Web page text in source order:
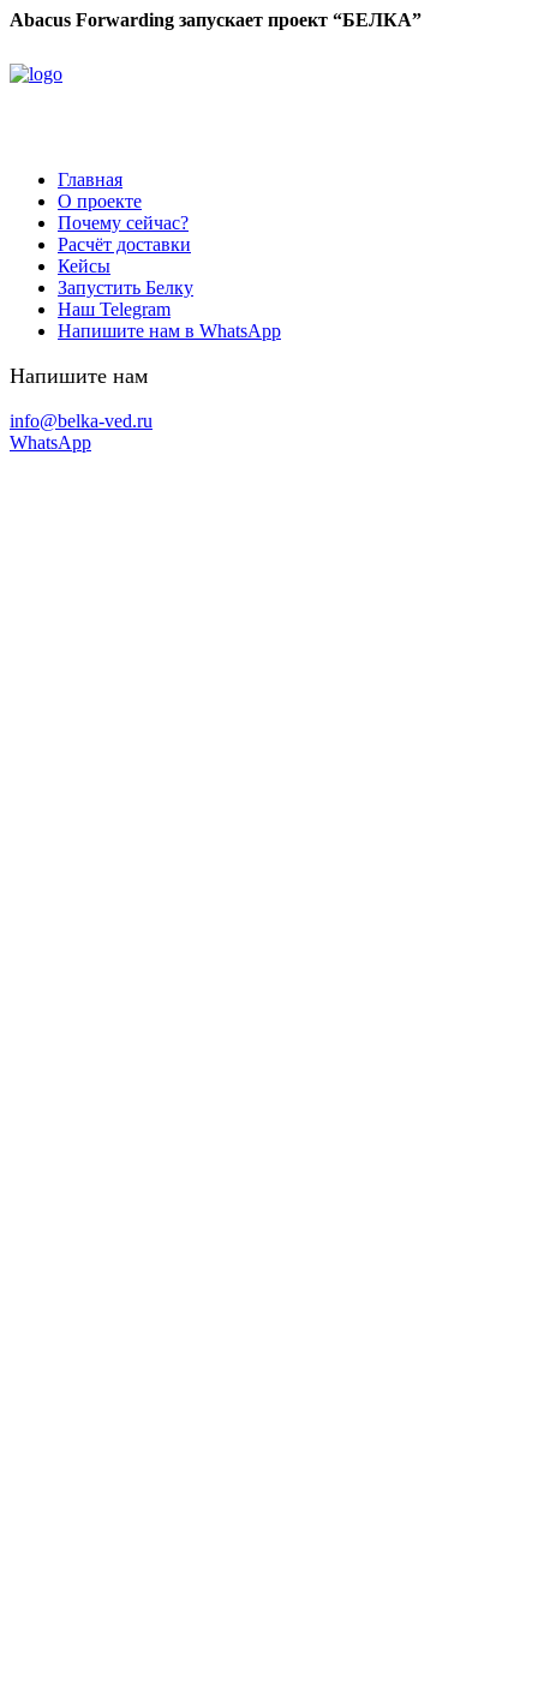
Abacus Forwarding запускает проект “БЕЛКА”
Главная
О проекте
Почему сейчас?
Расчёт доставки
Кейсы
Запустить Белку
Наш Telegram
Напишите нам в WhatsApp
Напишите нам
info@belka-ved.ru
WhatsApp